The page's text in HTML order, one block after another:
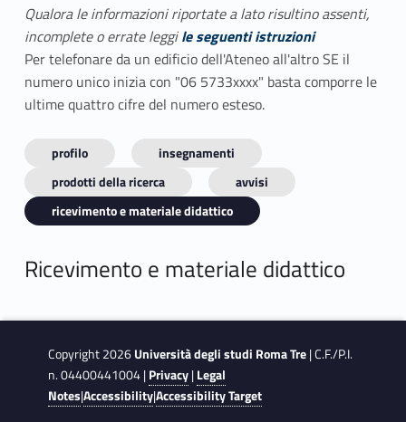
Qualora le informazioni riportate a lato risultino assenti,
incomplete o errate leggile seguenti istruzioni
Per telefonare da un edificio dell'Ateneo all'altro SE il
numero unico inizia con "06 5733xxxx" basta comporre le
ultime quattro cifre del numero esteso.
profilo
insegnamenti
prodotti della ricerca
avvisi
ricevimento e materiale didattico
Ricevimento e materiale didattico
Copyright 2026Università degli studi Roma Tre| C.F./P.I.
n. 04400441004 |Privacy|Legal
Notes|Accessibility|Accessibility Target